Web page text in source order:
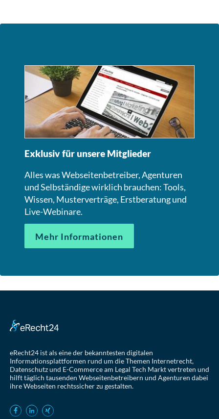
Exklusiv für unsere Mitglieder
Alles was Webseitenbetreiber, Agenturen
und Selbständige wirklich brauchen: Tools,
Wissen, Musterverträge, Erstberatung und
Live-Webinare.
Mehr Informationen
eRecht24 ist als eine der bekanntesten digitalen
Informationsplattformen rund um die Themen Internetrecht,
Datenschutz und E-Commerce am Legal Tech Markt vertreten und
hilft täglich tausenden Webseitenbetreibern und Agenturen dabei
ihre Webseiten rechtssicher zu gestalten.